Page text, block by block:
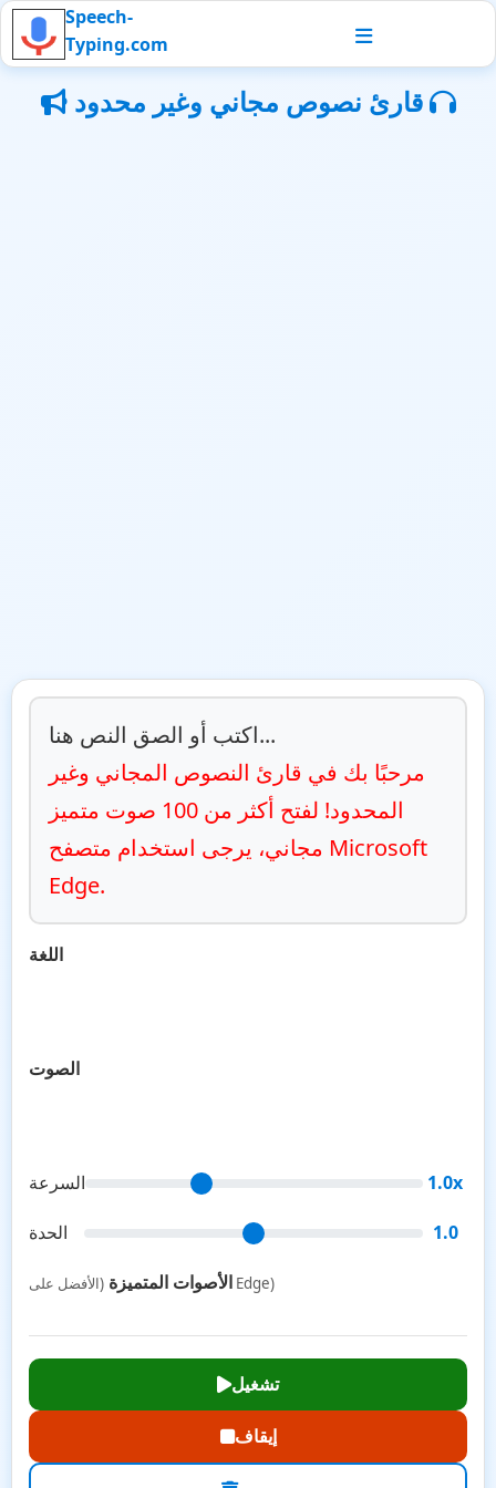
Speech-
Typing.com
قارئ نصوص مجاني وغير محدود
اكتب أو الصق النص هنا...
مرحبًا بك في قارئ النصوص المجاني وغير
المحدود! لفتح أكثر من 100 صوت متميز
مجاني، يرجى استخدام متصفح Microsoft
Edge.
اللغة
الصوت
السرعة 1.0x
الحدة 1.0
الأصوات المتميزة (الأفضل على Edge)
تشغيل
إيقاف